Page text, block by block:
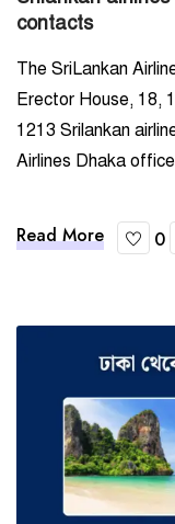
contacts
The SriLankan
Erector House, 18,
1213 Srilankan
Airlines Dhaka
Read More 0